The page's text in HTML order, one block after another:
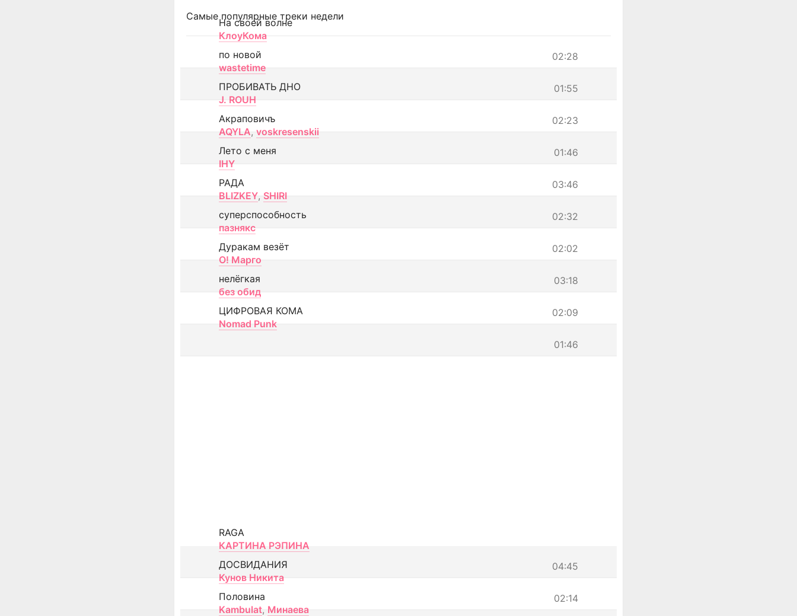
Самые популярные треки недели
На своей волне
КлоуКома
02:28
по новой
wastetime
01:55
ПРОБИВАТЬ ДНО
J. ROUH
02:23
Акраповичъ
AQYLA, voskresenskii
01:46
Лето с меня
IHY
03:46
РАДА
BLIZKEY, SHIRI
02:32
суперспособность
пазнякс
02:02
Дуракам везёт
О! Марго
03:18
нелёгкая
без обид
02:09
ЦИФРОВАЯ КОМА
Nomad Punk
01:46
RAGA
КАРТИНА РЭПИНА
04:45
ДОСВИДАНИЯ
Кунов Никита
02:14
Половина
Kambulat, Минаева